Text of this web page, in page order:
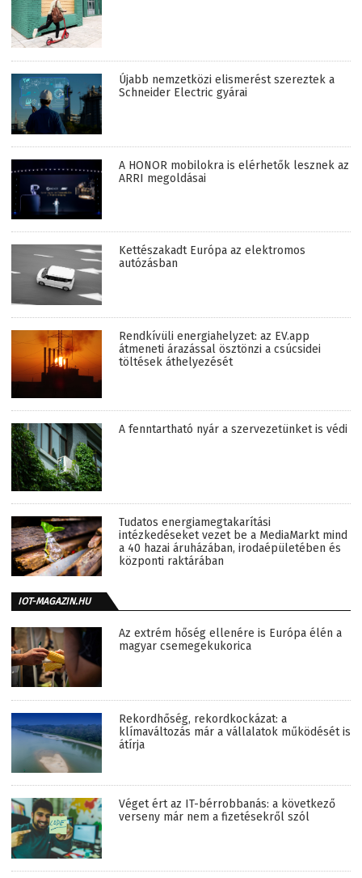
Újabb nemzetközi elismerést szereztek a
Schneider Electric gyárai
A HONOR mobilokra is elérhetők lesznek az
ARRI megoldásai
Kettészakadt Európa az elektromos
autózásban
Rendkívüli energiahelyzet: az EV.app
átmeneti árazással ösztönzi a csúcsidei
töltések áthelyezését
A fenntartható nyár a szervezetünket is védi
Tudatos energiamegtakarítási
intézkedéseket vezet be a MediaMarkt mind
a 40 hazai áruházában, irodaépületében és
központi raktárában
IOT-MAGAZIN.HU
Az extrém hőség ellenére is Európa élén a
magyar csemegekukorica
Rekordhőség, rekordkockázat: a
klímaváltozás már a vállalatok működését is
átírja
Véget ért az IT-bérrobbanás: a következő
verseny már nem a fizetésekről szól